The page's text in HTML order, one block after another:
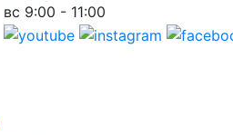
вс 9:00 - 11:00